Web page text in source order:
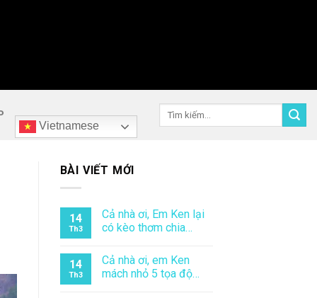
Vietnamese
Tìm
BÀI VIẾT MỚI
14
Th3
Cả nhà ơi, Em Ken lại
có kèo thơm chia…
14
Th3
Cả nhà ơi, em Ken
mách nhỏ 5 tọa độ…